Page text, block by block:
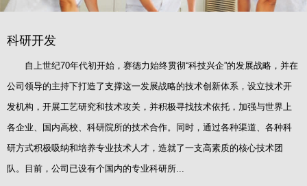
科研开发
自上世纪70年代初开始，赛德力始终贯彻“科技兴企”的发展战略，并在
公司领导的主持下打造了支撑这一发展战略的技术创新体系，设立技术开
发机构，开展工艺研究和技术攻关，并积极寻找技术依托，加强与世界上
各企业、国内高校、科研院所的技术合作。同时，通过各种渠道、各种科
研方式积极吸纳和培养专业技术人才，造就了一支高素质的核心技术团
队。目前，公司已设有个国内的专业科研所...